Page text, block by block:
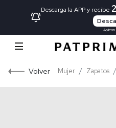
Descarga la APP y recibe
Volver Mujer Zapatos